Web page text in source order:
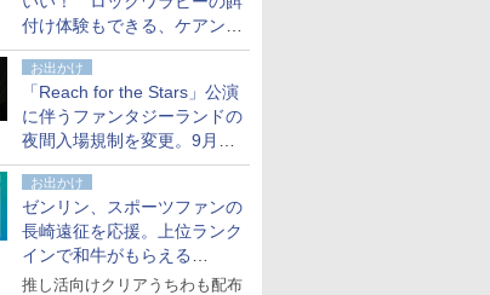
付け体験もできる、ケアンズ
でアサートン高原の日本語ガ
イド付きツアーに参加してみ
た
お出かけ
「Reach for the Stars」公演
に伴うファンタジーランドの
夜間入場規制を変更。9月か
ら18時50分～20時ごろに
お出かけ
ゼンリン、スポーツファンの
長崎遠征を応援。上位ランク
インで和牛がもらえる
「GO！GO！長崎スタンプラ
推し活向けクリアうちわも配布